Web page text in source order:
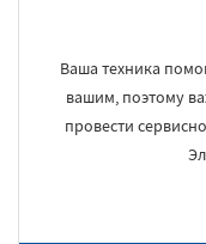
Ваша техника
вашим, поэтому
провести